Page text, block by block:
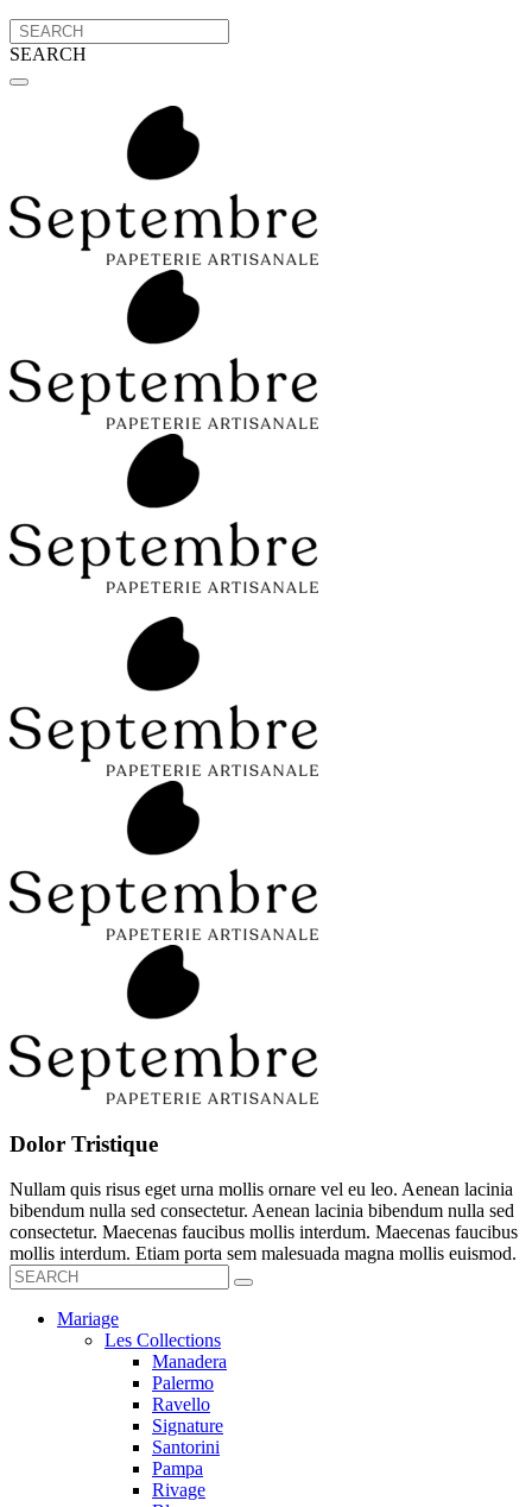
SEARCH
Dolor Tristique
Nullam quis risus eget urna mollis ornare vel eu leo. Aenean lacinia
bibendum nulla sed consectetur. Aenean lacinia bibendum nulla sed
consectetur. Maecenas faucibus mollis interdum. Maecenas faucibus
mollis interdum. Etiam porta sem malesuada magna mollis euismod.
Mariage
Les Collections
Manadera
Palermo
Ravello
Signature
Santorini
Pampa
Rivage